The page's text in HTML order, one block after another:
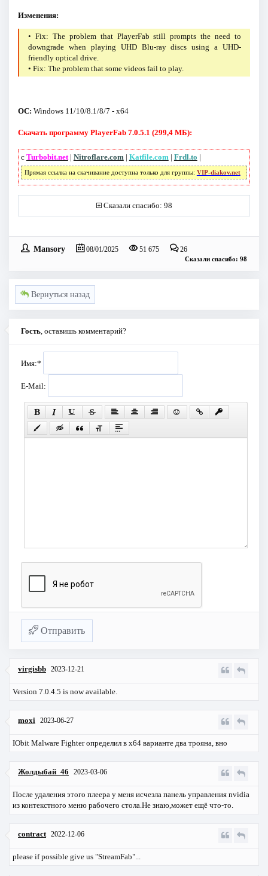
Изменения:
• Fix: The problem that PlayerFab still prompts the need to
downgrade when playing UHD Blu-ray discs using a UHD-
friendly optical drive.
• Fix: The problem that some videos fail to play.
ОС: Windows 11/10/8.1/8/7 - x64
Скачать программу PlayerFab 7.0.5.1 (299,4 МБ):
с Turbobit.net| Nitroflare.com| Katfile.com| Frdl.to |
Прямая ссылка на скачивание доступна только для группы: VIP-diakov.net
Сказали спасибо: 98
Mansory 08/01/2025 51 675 26
Сказали спасибо: 98
Вернуться назад
Гость, оставишь комментарий?
Имя:*
E-Mail:
Отправить
virgisbb 2023-12-21
Version 7.0.4.5 is now available.
moxi 2023-06-27
IObit Malware Fighter определил в х64 варианте два трояна, вно
Жолдыбай_46 2023-03-06
После удаления этого плеера у меня исчезла панель управления nvidia
из контекстного меню рабочего стола.Не знаю,может ещё что-то.
contract 2022-12-06
please if possible give us "StreamFab"...